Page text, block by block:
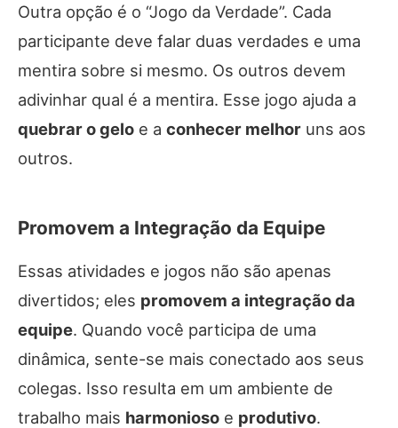
Outra opção é o “Jogo da Verdade”. Cada
participante deve falar duas verdades e uma
mentira sobre si mesmo. Os outros devem
adivinhar qual é a mentira. Esse jogo ajuda a
quebrar o gelo e a conhecer melhor uns aos
outros.
Promovem a Integração da Equipe
Essas atividades e jogos não são apenas
divertidos; eles promovem a integração da
equipe. Quando você participa de uma
dinâmica, sente-se mais conectado aos seus
colegas. Isso resulta em um ambiente de
trabalho mais harmonioso e produtivo.